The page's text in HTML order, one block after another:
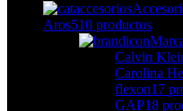
Aros510 productos
Calvin
Carolina
flexon17
GAP18